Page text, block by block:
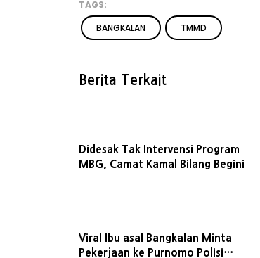
TAGS:
BANGKALAN
TMMD
Berita Terkait
Didesak Tak Intervensi Program
MBG, Camat Kamal Bilang Begini
Viral Ibu asal Bangkalan Minta
Pekerjaan ke Purnomo Polisi